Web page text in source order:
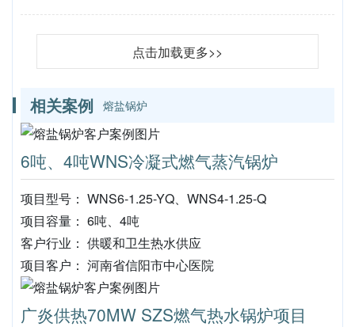
点击加载更多>>
相关案例 熔盐锅炉
6吨、4吨WNS冷凝式燃气蒸汽锅炉
项目型号： WNS6-1.25-YQ、WNS4-1.25-Q
项目容量： 6吨、4吨
客户行业： 供暖和卫生热水供应
项目客户： 河南省信阳市中心医院
广炎供热70MW SZS燃气热水锅炉项目